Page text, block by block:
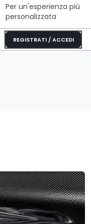
Per un'esperienza più
personalizzata
REGISTRATI / ACCEDI